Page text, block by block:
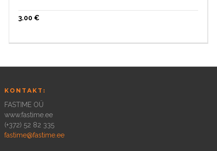
3.00 €
KONTAKT:
FASTIME OÜ
www.fastime.ee
(+372) 52 82 335
fastime@fastime.ee